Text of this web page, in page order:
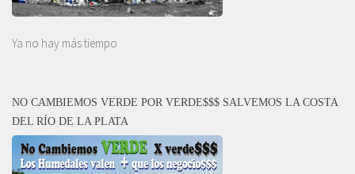
Ya no hay más tiempo
NO CAMBIEMOS VERDE POR VERDE$$$ SALVEMOS LA COSTA
DEL RÍO DE LA PLATA